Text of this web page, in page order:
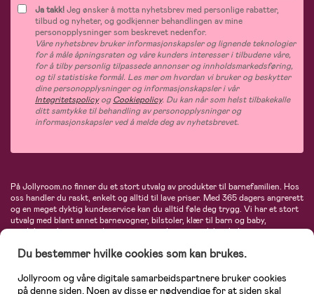
Ja takk!Jeg ønsker å motta nyhetsbrev med personlige rabatter,
tilbud og nyheter, og godkjenner behandlingen av mine
personopplysninger som beskrevet nedenfor.
Våre nyhetsbrev bruker informasjonskapsler og lignende teknologier
for å måle åpningsraten og våre kunders interesser i tilbudene våre,
for å tilby personlig tilpassede annonser og innholdsmarkedsføring,
og til statistiske formål. Les mer om hvordan vi bruker og beskytter
dine personopplysninger og informasjonskapsler i vår
IntegritetspolicyogCookiepolicy. Du kan når som helst tilbakekalle
ditt samtykke til behandling av personopplysninger og
informasjonskapsler ved å melde deg av nyhetsbrevet.
På Jollyroom.no finner du et stort utvalg av produkter til barnefamilien. Hos
oss handler du raskt, enkelt og alltid til lave priser. Med 365 dagers angrerett
og en meget dyktig kundeservice kan du alltid føle deg trygg. Vi har et stort
utvalg med blant annet barnevogner, bilstoler, klær til barn og baby,
produkter til mor, mengder av inspirerende interiør, leker, babyustyr og mye
Maxi-Cosi, Baby Jogger, BabyBjörn, Didriksons, KidKraft, Ergobaby, Philips
største nettbutikk for barn og baby!
Du bestemmer hvilke cookies som kan brukes.
Jollyroom og våre digitale samarbeidspartnere bruker cookies
på denne siden. Noen av disse er nødvendige for at siden skal